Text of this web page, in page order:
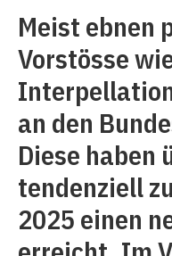
Meist ebnen
Vorstösse
an den
Diese haben
tendenziell
2025 einen